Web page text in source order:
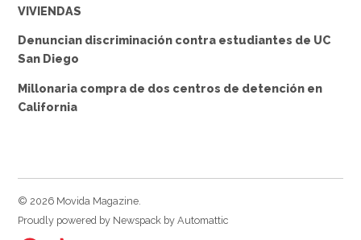
VIVIENDAS
Denuncian discriminación contra estudiantes de UC
San Diego
Millonaria compra de dos centros de detención en
California
© 2026 Movida Magazine.
Proudly powered by Newspack by Automattic